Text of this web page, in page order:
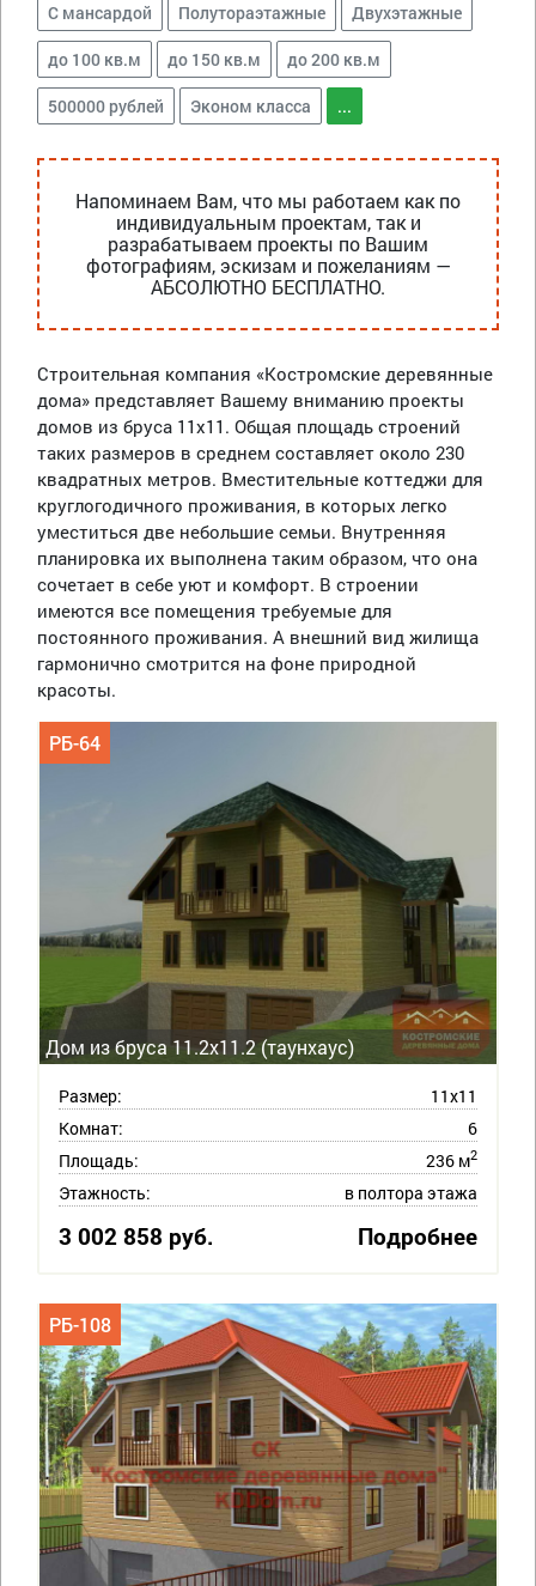
С мансардой Полутораэтажные Двухэтажные
до 100 кв.м до 150 кв.м до 200 кв.м
500000 рублей Эконом класса ...
Напоминаем Вам, что мы работаем как по
индивидуальным проектам, так и
разрабатываем проекты по Вашим
фотографиям, эскизам и пожеланиям —
АБСОЛЮТНО БЕСПЛАТНО.
Строительная компания «Костромские деревянные
дома» представляет Вашему вниманию проекты
домов из бруса 11х11. Общая площадь строений
таких размеров в среднем составляет около 230
квадратных метров. Вместительные коттеджи для
круглогодичного проживания, в которых легко
уместиться две небольшие семьи. Внутренняя
планировка их выполнена таким образом, что она
сочетает в себе уют и комфорт. В строении
имеются все помещения требуемые для
постоянного проживания. А внешний вид жилища
гармонично смотрится на фоне природной
красоты.
Дом из бруса 11.2х11.2 (таунхаус)
РБ-64
Размер:
11х11
Комнат:
6
Площадь:
236 м2
Этажность: в полтора этажа
3 002 858 руб. Подробнее
РБ-108